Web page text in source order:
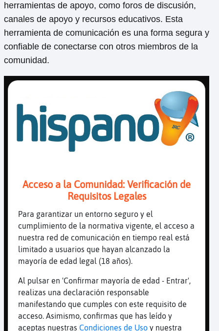
herramientas de apoyo, como foros de discusión,
canales de apoyo y recursos educativos. Esta
herramienta de comunicación es una forma segura y
confiable de conectarse con otros miembros de la
comunidad.